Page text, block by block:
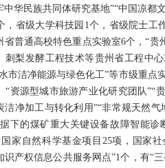
中华民族共同体研究基地”“中国凉都
，省级大学科技园1个，省级院士工
省普通高校特色重点实验室6个，“贵
刺梨发酵工程技术等贵州省工程中
市洁净能源与绿色化工”等市级重点
“资源型城市旅游产业化研究团队”“
洁净加工与转化利用”“非常规天然
下的煤矿重大关键设备故障智能
家自然科学基金项目25项，国家
识产权信息公共服务网点”1个，有“